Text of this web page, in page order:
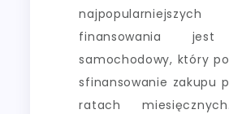
finansowania
samochodowy, który
sfinansowanie zakupu
ratach